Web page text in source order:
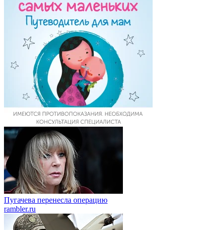
Пугачева перенесла операцию
rambler.ru